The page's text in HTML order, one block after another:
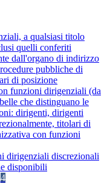
a qualsiasi titolo
quelli conferiti
dall'organo di indirizzo
pubbliche di
di posizione
funzioni dirigenziali (da
che distinguano le
dirigenti, dirigenti
titolari di
con funzioni
dirigenziali discrezionali
disponibili
4